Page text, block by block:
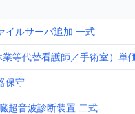
イルサーバ追加 一式
業等代替看護師／手術室）単
保守
超音波診断装置 二式